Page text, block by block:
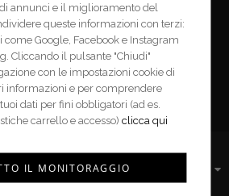
annunci e il miglioramento del
queste informazioni con terzi:
Google, Facebook e Instagram
Cliccando il pulsante "Chiudi"
con le impostazioni cookie di
informazioni e per comprendere
dati per fini obbligatori (ad es.
carrello e accesso)clicca qui
IL MONITORAGGIO